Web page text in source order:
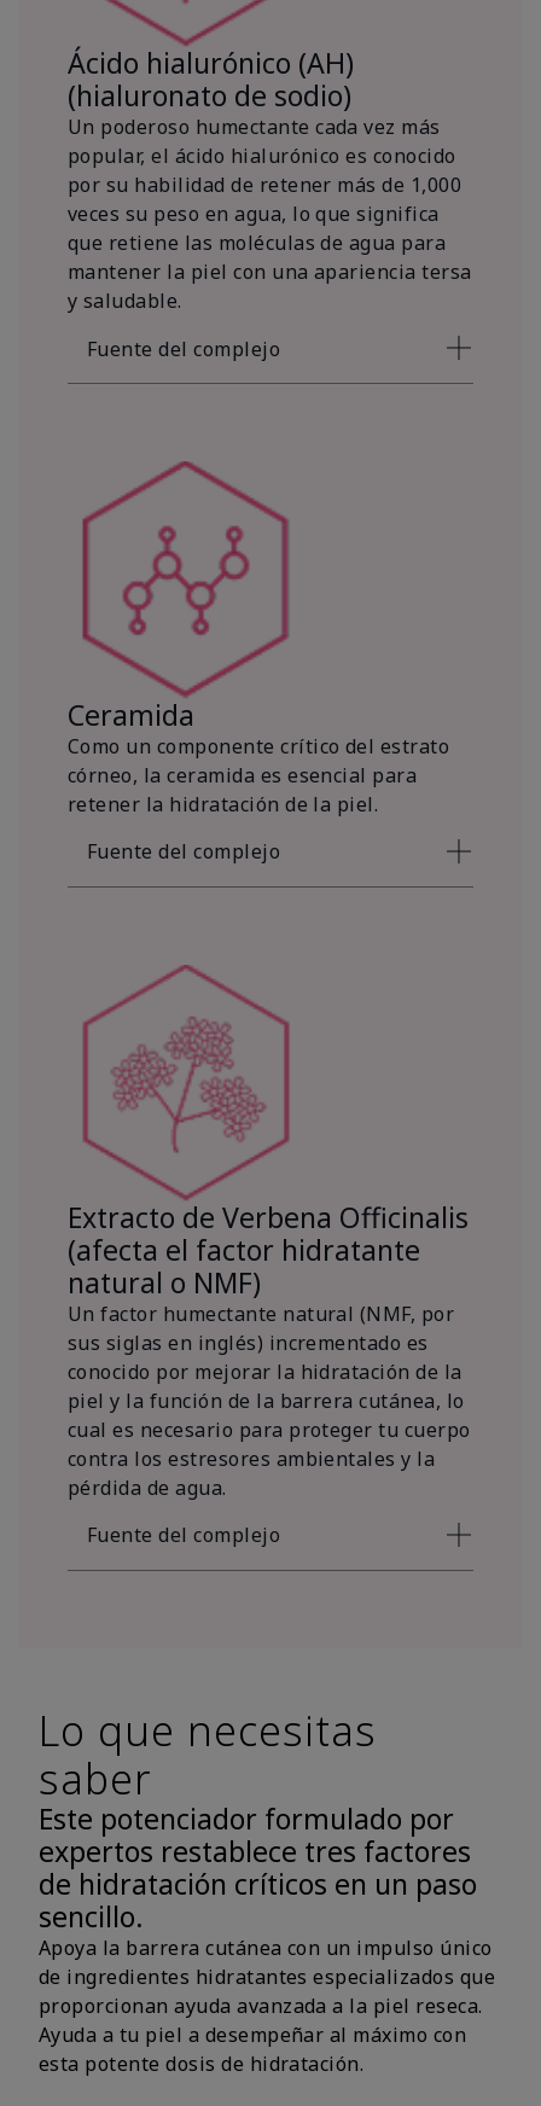
Ácido hialurónico (AH)
(hialuronato de sodio)
Un poderoso humectante cada vez más
popular, el ácido hialurónico es conocido
por su habilidad de retener más de 1,000
veces su peso en agua, lo que significa
que retiene las moléculas de agua para
mantener la piel con una apariencia tersa
y saludable.
Fuente del complejo
Ceramida
Como un componente crítico del estrato
córneo, la ceramida es esencial para
retener la hidratación de la piel.
Fuente del complejo
Extracto de Verbena Officinalis
(afecta el factor hidratante
natural o NMF)
Un factor humectante natural (NMF, por
sus siglas en inglés) incrementado es
conocido por mejorar la hidratación de la
piel y la función de la barrera cutánea, lo
cual es necesario para proteger tu cuerpo
contra los estresores ambientales y la
pérdida de agua.
Fuente del complejo
Lo que necesitas
saber
Este potenciador formulado por
expertos restablece tres factores
de hidratación críticos en un paso
sencillo.
Apoya la barrera cutánea con un impulso único
de ingredientes hidratantes especializados que
proporcionan ayuda avanzada a la piel reseca.
Ayuda a tu piel a desempeñar al máximo con
esta potente dosis de hidratación.